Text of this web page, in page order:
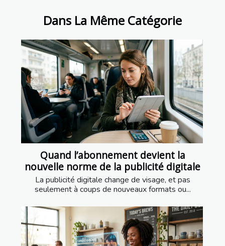
Dans La Même Catégorie
Quand l’abonnement devient la
nouvelle norme de la publicité digitale
La publicité digitale change de visage, et pas
seulement à coups de nouveaux formats ou...